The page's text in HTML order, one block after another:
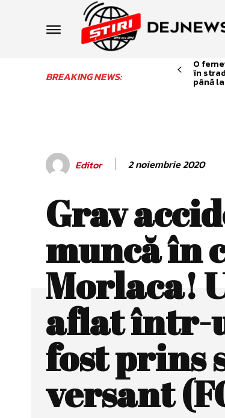
BREAKING NEWS:
O
în
până
Editor 2 noiembrie 2020
Grav
muncă în
Morlaca!
aflat într-
fost prins
versant